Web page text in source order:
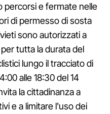
percorsi e fermate nelle
di permesso di sosta
sono autorizzati a
tutta la durata del
lungo il tracciato di
alle 18:30 del 14
la cittadinanza a
e a limitare l'uso dei